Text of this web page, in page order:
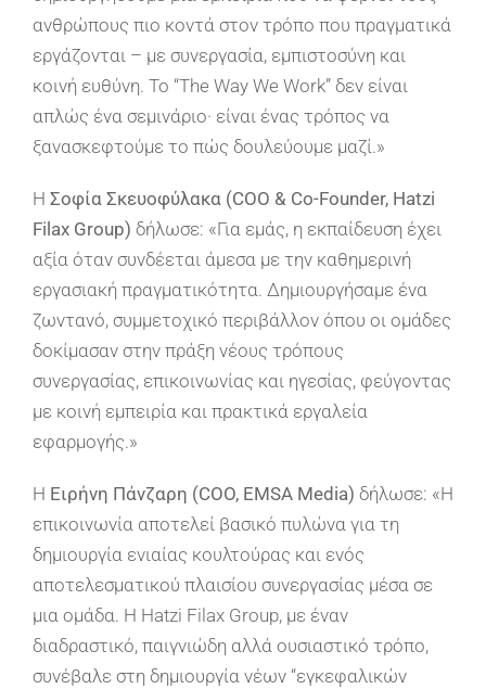
ανθρώπους πιο κοντά στον τρόπο που πραγματικά
εργάζονται – με συνεργασία, εμπιστοσύνη και
κοινή ευθύνη. Το “The Way We Work” δεν είναι
απλώς ένα σεμινάριο· είναι ένας τρόπος να
ξανασκεφτούμε το πώς δουλεύουμε μαζί.»
Η Σοφία Σκευοφύλακα (COO & Co-Founder, Hatzi
Filax Group) δήλωσε: «Για εμάς, η εκπαίδευση έχει
αξία όταν συνδέεται άμεσα με την καθημερινή
εργασιακή πραγματικότητα. Δημιουργήσαμε ένα
ζωντανό, συμμετοχικό περιβάλλον όπου οι ομάδες
δοκίμασαν στην πράξη νέους τρόπους
συνεργασίας, επικοινωνίας και ηγεσίας, φεύγοντας
με κοινή εμπειρία και πρακτικά εργαλεία
εφαρμογής.»
Η Ειρήνη Πάνζαρη (COO, EMSA Media) δήλωσε: «Η
επικοινωνία αποτελεί βασικό πυλώνα για τη
δημιουργία ενιαίας κουλτούρας και ενός
αποτελεσματικού πλαισίου συνεργασίας μέσα σε
μια ομάδα. Η Hatzi Filax Group, με έναν
διαδραστικό, παιγνιώδη αλλά ουσιαστικό τρόπο,
συνέβαλε στη δημιουργία νέων “εγκεφαλικών